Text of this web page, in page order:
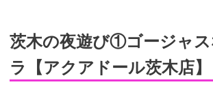
茨木の夜遊び①ゴージャ
ラ【アクアドール茨木店】